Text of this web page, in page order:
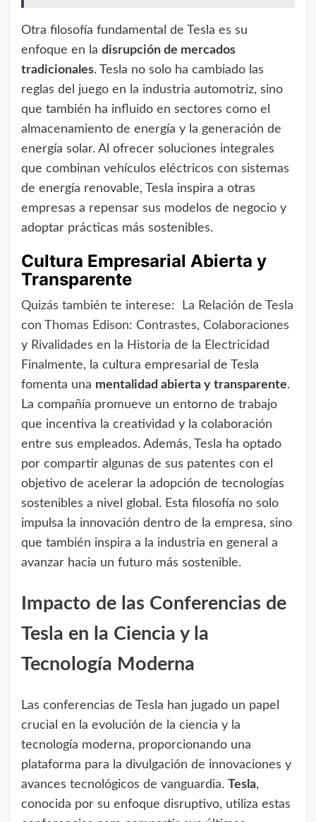
Otra filosofía fundamental de Tesla es su
enfoque en la disrupción de mercados
tradicionales. Tesla no solo ha cambiado las
reglas del juego en la industria automotriz, sino
que también ha influido en sectores como el
almacenamiento de energía y la generación de
energía solar. Al ofrecer soluciones integrales
que combinan vehículos eléctricos con sistemas
de energía renovable, Tesla inspira a otras
empresas a repensar sus modelos de negocio y
adoptar prácticas más sostenibles.
Cultura Empresarial Abierta y
Transparente
Quizás también te interese:
La Relación de Tesla
con Thomas Edison: Contrastes, Colaboraciones
y Rivalidades en la Historia de la Electricidad
Finalmente, la cultura empresarial de Tesla
fomenta una mentalidad abierta y transparente.
La compañía promueve un entorno de trabajo
que incentiva la creatividad y la colaboración
entre sus empleados. Además, Tesla ha optado
por compartir algunas de sus patentes con el
objetivo de acelerar la adopción de tecnologías
sostenibles a nivel global. Esta filosofía no solo
impulsa la innovación dentro de la empresa, sino
que también inspira a la industria en general a
avanzar hacia un futuro más sostenible.
Impacto de las Conferencias de
Tesla en la Ciencia y la
Tecnología Moderna
Las conferencias de Tesla han jugado un papel
crucial en la evolución de la ciencia y la
tecnología moderna, proporcionando una
plataforma para la divulgación de innovaciones y
avances tecnológicos de vanguardia. Tesla,
conocida por su enfoque disruptivo, utiliza estas